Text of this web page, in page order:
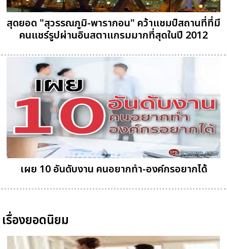
สุดยอด "สุวรรณภูมิ-พารากอน" คว้าแชมป์สถานที่ที่มี
คนแชร์รูปผ่านอินสตาแกรมมากที่สุดในปี 2012
เผย 10 อันดับงาน คนอยากทำ-องค์กรอยากได้
เรื่องยอดนิยม